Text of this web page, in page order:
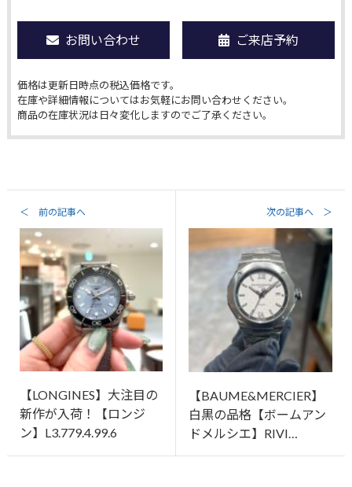
お問い合わせ ご来店予約
価格は更新日時点の税込価格です。
在庫や詳細情報についてはお気軽にお問い合わせください。
商品の在庫状況は日々変化しますのでご了承ください。
＜ 前の記事へ
【LONGINES】大注目の
新作が入荷！【ロンジ
ン】L3.779.4.99.6
次の記事へ ＞
【BAUME&MERCIER】
白黒の品格【ボームアン
ドメルシエ】RIVI…